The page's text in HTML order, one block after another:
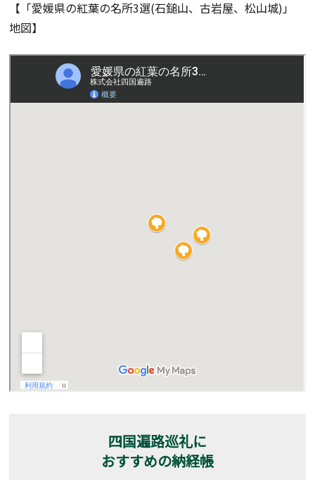
【「愛媛県の紅葉の名所3選(石鎚山、古岩屋、松山城)」
地図】
四国遍路巡礼に
おすすめの納経帳